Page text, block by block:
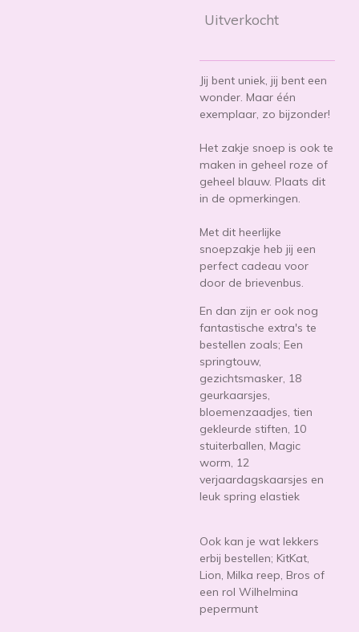
Uitverkocht
Jij bent uniek, jij bent een
wonder. Maar één
exemplaar, zo bijzonder!
Het zakje snoep is ook te
maken in geheel roze of
geheel blauw. Plaats dit
in de opmerkingen.
Met dit heerlijke
snoepzakje heb jij een
perfect cadeau voor
door de brievenbus.
En dan zijn er ook nog
fantastische extra's te
bestellen zoals; Een
springtouw,
gezichtsmasker, 18
geurkaarsjes,
bloemenzaadjes, tien
gekleurde stiften, 10
stuiterballen, Magic
worm, 12
verjaardagskaarsjes en
leuk spring elastiek
Ook kan je wat lekkers
erbij bestellen; KitKat,
Lion, Milka reep, Bros of
een rol Wilhelmina
pepermunt